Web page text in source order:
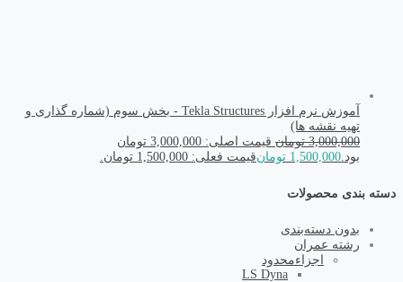
آموزش نرم افزار Tekla Structures - بخش سوم (شماره گذاری و
تهیه نقشه ها)
3,000,000 تومان
قیمت اصلی: 3,000,000 تومان
بود.1,500,000 تومانقیمت فعلی: 1,500,000 تومان.
دسته بندی محصولات
بدون دسته‌بندی
رشته عمران
اجزاء‌محدود
LS Dyna